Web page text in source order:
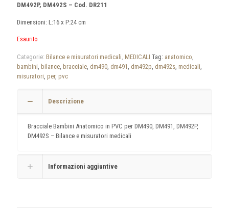
DM492P, DM492S – Cod. DR211
Dimensioni: L:16 x P:24 cm
Esaurito
Categorie: Bilance e misuratori medicali, MEDICALI Tag: anatomico,
bambini, bilance, bracciale, dm490, dm491, dm492p, dm492s, medicali,
misuratori, per, pvc
Descrizione
Bracciale Bambini Anatomico in PVC per DM490, DM491, DM492P,
DM492S – Bilance e misuratori medicali
Informazioni aggiuntive